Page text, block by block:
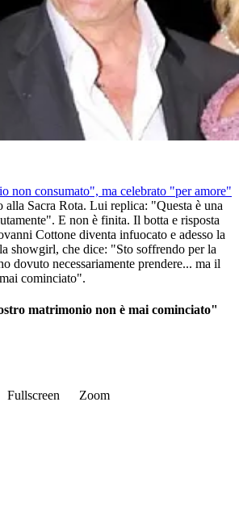
non consumato", ma celebrato "per amore"
alla Sacra Rota. Lui replica: "Questa è una
E non è finita. Il botta e risposta
Cottone diventa infuocato e adesso la
showgirl, che dice: "Sto soffrendo per la
dovuto necessariamente prendere... ma il
cominciato".
matrimonio non è mai cominciato"
Fullscreen Zoom